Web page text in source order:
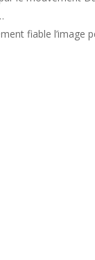
fiable l’image